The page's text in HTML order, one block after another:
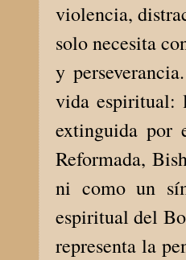
violencia,
solo necesita
y
vida espiritual:
extinguida por
Reformada,
ni como un
espiritual del
representa la